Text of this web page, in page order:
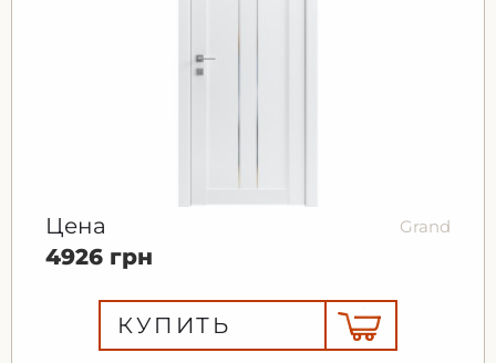
Цена Grand
4926 грн
КУПИТЬ